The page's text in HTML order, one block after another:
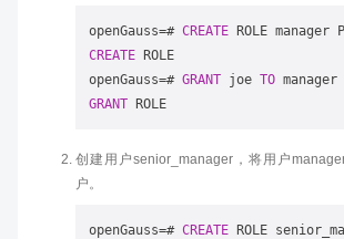
openGauss=# CREATE ROLE manager
CREATE ROLE
openGauss=# GRANT joe TO manager
GRANT
创建用户senior_manager，将用户
户。
openGauss=# CREATE ROLE